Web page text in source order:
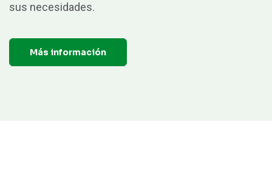
sus necesidades.
Más información